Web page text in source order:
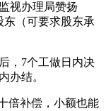
视办理局赞扬
东（可要求股东承
，7个工做日内决
办结。
倍补偿，小额也能